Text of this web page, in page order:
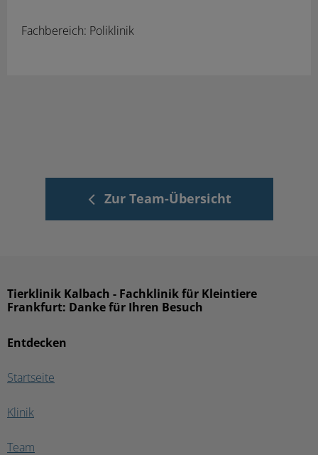
Fachbereich: Poliklinik
Zur Team-Übersicht
Entdecken
Startseite
Klinik
Team
Tierklinik Kalbach - Fachklinik für Kleintiere
Frankfurt: Danke für Ihren Besuch